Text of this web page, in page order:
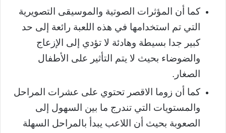
كما أن المؤثرات الصوتية والموسيقى التصويرية
التي تم استخدامها في هذه اللعبة رائعة إلى حد
كبير جدا بسيطة وهادئة لا تؤدي إلى الإزعاج
والضوضاء بحيث لا يتم التأثير على الأطفال
الصغار.
كما أن زوما الاقصر تحتوي على عشرات المراحل
والمستويات التي تندرج ما بين السهول إلى
الصعوبة بحيث أن اللاعب يبدأ بالمراحل السهلة